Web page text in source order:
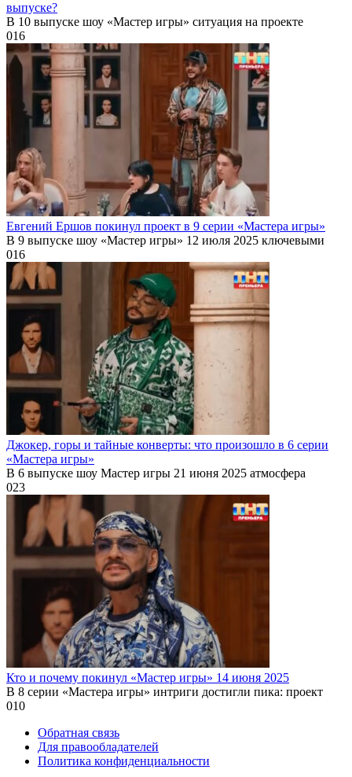
выпуске?
В 10 выпуске шоу «Мастер игры» ситуация на проекте
016
Евгений Ершов покинул проект в 9 серии «Мастера игры»
В 9 выпуске шоу «Мастер игры» 12 июля 2025 ключевыми
016
Джокер, горы и тайные конверты: что произошло в 6 серии
«Мастера игры»
В 6 выпуске шоу Мастер игры 21 июня 2025 атмосфера
023
Кто и почему покинул «Мастер игры» 14 июня 2025
В 8 серии «Мастера игры» интриги достигли пика: проект
010
Обратная связь
Для правообладателей
Политика конфиденциальности